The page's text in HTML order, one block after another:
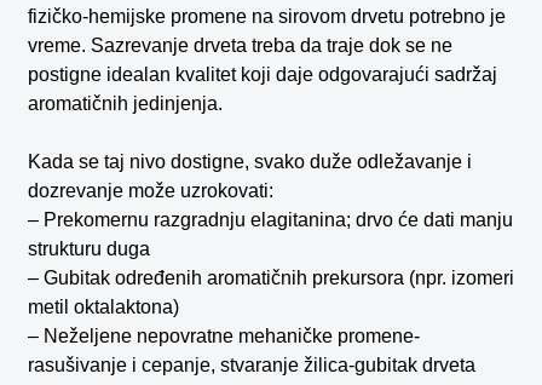
fizičko-hemijske promene na sirovom drvetu potrebno je
vreme. Sazrevanje drveta treba da traje dok se ne
postigne idealan kvalitet koji daje odgovarajući sadržaj
aromatičnih jedinjenja.
Kada se taj nivo dostigne, svako duže odležavanje i
dozrevanje može uzrokovati:
– Prekomernu razgradnju elagitanina; drvo će dati manju
strukturu duga
– Gubitak određenih aromatičnih prekursora (npr. izomeri
metil oktalaktona)
– Neželjene nepovratne mehaničke promene-
rasušivanje i cepanje, stvaranje žilica-gubitak drveta